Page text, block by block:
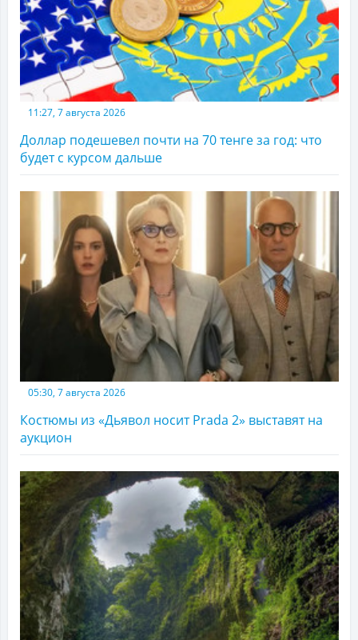
11:27, 7 августа 2026
Доллар подешевел почти на 70 тенге за год: что
будет с курсом дальше
05:30, 7 августа 2026
Костюмы из «Дьявол носит Prada 2» выставят на
аукцион